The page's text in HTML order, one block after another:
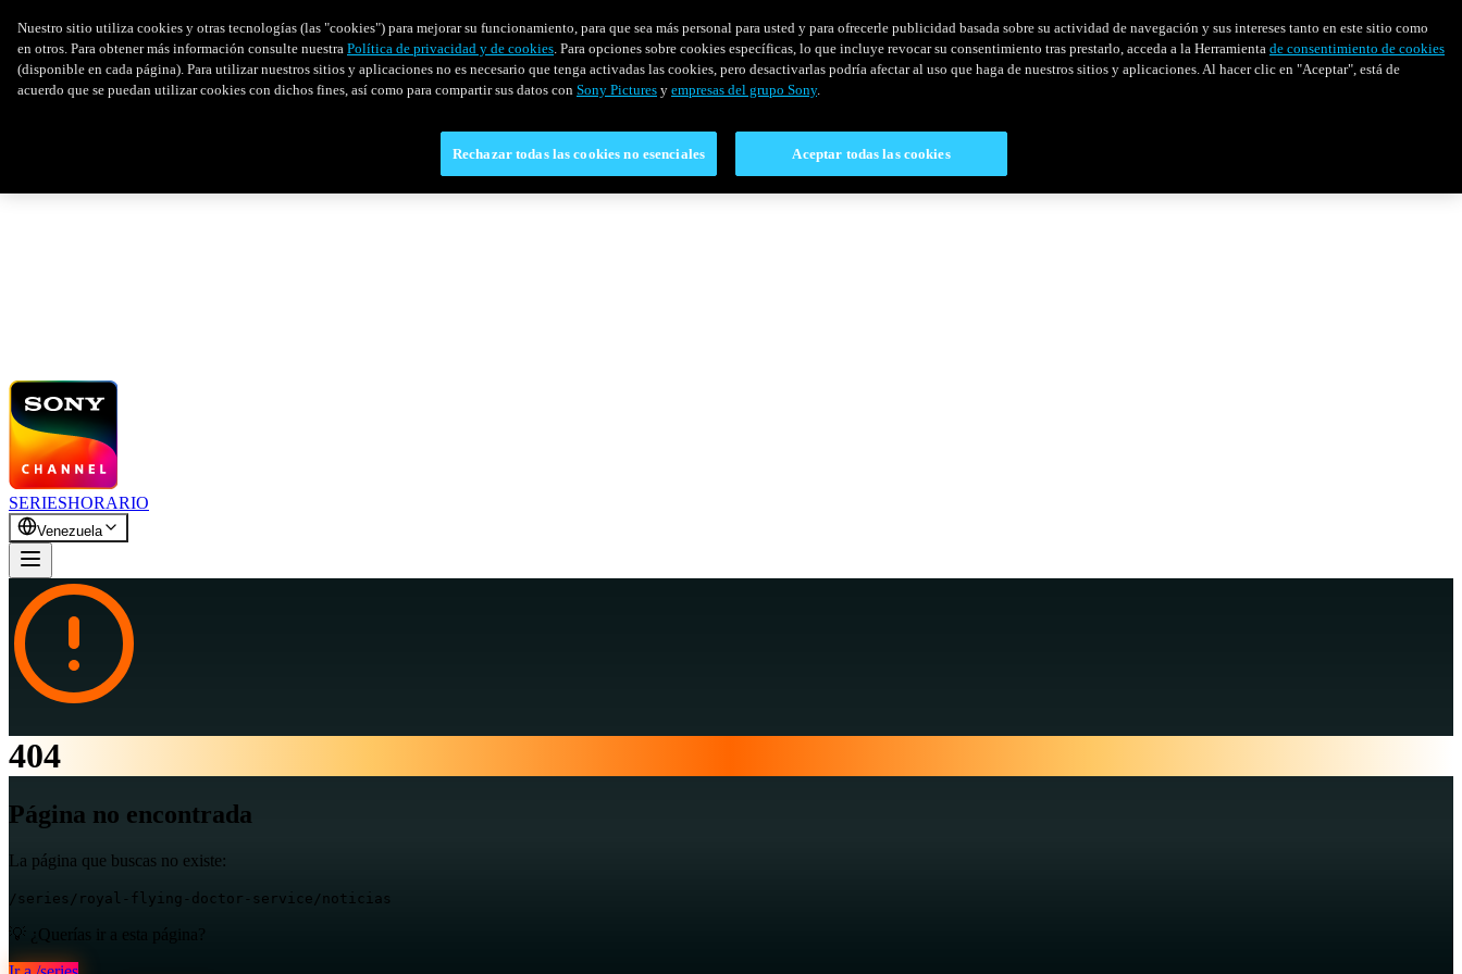
SERIESHORARIO
Venezuela
404
Página no encontrada
La página que buscas no existe:
/series/royal-flying-doctor-service/noticias
💡 ¿Querías ir a esta página?
Nuestro sitio utiliza cookies y otras tecnologías (las "cookies") para mejorar su funcionamiento, para que sea más personal para usted y para ofrecerle publicidad basada sobre su actividad de navegación y sus intereses tanto en este sitio como
en otros. Para obtener más información consulte nuestra Política de privacidad y de cookies. Para opciones sobre cookies específicas, lo que incluye revocar su consentimiento tras prestarlo, acceda a la Herramienta de consentimiento de cookies
(disponible en cada página). Para utilizar nuestros sitios y aplicaciones no es necesario que tenga activadas las cookies, pero desactivarlas podría afectar al uso que haga de nuestros sitios y aplicaciones. Al hacer clic en "Aceptar", está de
acuerdo que se puedan utilizar cookies con dichos fines, así como para compartir sus datos con Sony Pictures y empresas del grupo Sony.
Rechazar todas las cookies no esenciales Aceptar todas las cookies